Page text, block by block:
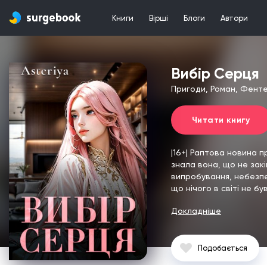
Книги Вірші Блоги Автори
Вибір Серця
Пригоди, Роман,
Читати книгу
|16+| Раптова новина
знала вона, що не
випробування,
що нічого в світі не
Докладніше
Подобається